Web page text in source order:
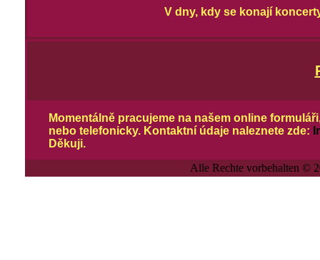
V dny, kdy se konají
Momentálně pracujeme na našem online
nebo telefonicky. Kontaktní údaje naleznete zde:
Děkuji.
Alle Rechte vorbehalten ©